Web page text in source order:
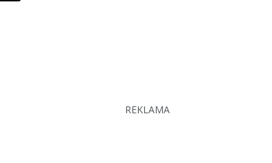
REKLAMA